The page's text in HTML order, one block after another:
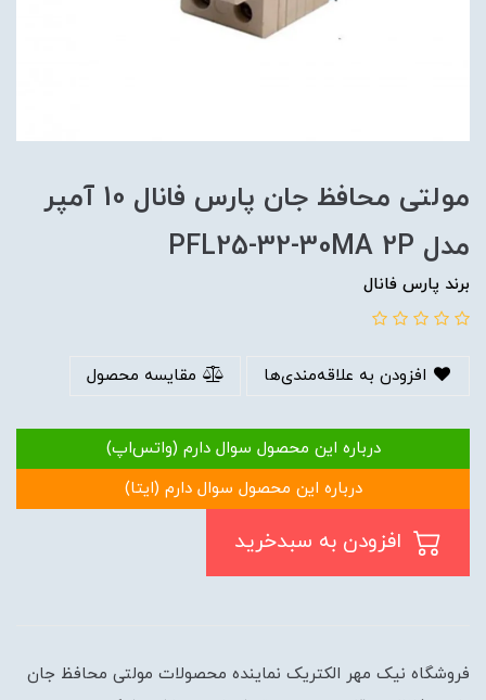
مولتی محافظ جان پارس فانال 10 آمپر
مدل PFL25-32-30MA 2P
برند پارس فانال
افزودن به علاقه‌مندی‌ها مقایسه محصول
درباره این محصول سوال دارم (واتس‌اپ)
درباره این محصول سوال دارم (ایتا)
فروشگاه نیک مهر الکتریک نماینده محصولات مولتی محافظ جان